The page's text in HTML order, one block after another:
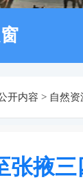
开内容 > 自然资
掖